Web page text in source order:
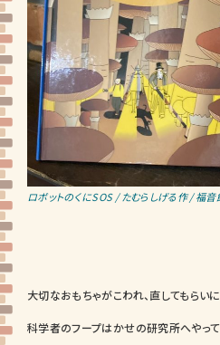
ロボットのくにSOS / たむらしげる作 / 福
大切なおもちゃがこわれ、直してもらいに
科学者のフープはかせの研究所へやって